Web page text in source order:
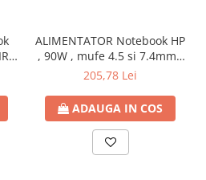
ALIMENTATOR Notebook HP
, 90W , mufe 4.5 si 7.4mm ,
Cod Produs: H6Y90AA
205,78 Lei
ADAUGA IN COS